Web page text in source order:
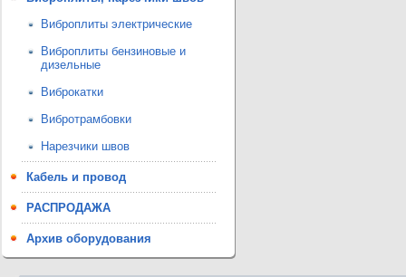
Виброплиты электрические
Виброплиты бензиновые и
дизельные
Виброкатки
Вибротрамбовки
Нарезчики швов
Кабель и провод
РАСПРОДАЖА
Архив оборудования